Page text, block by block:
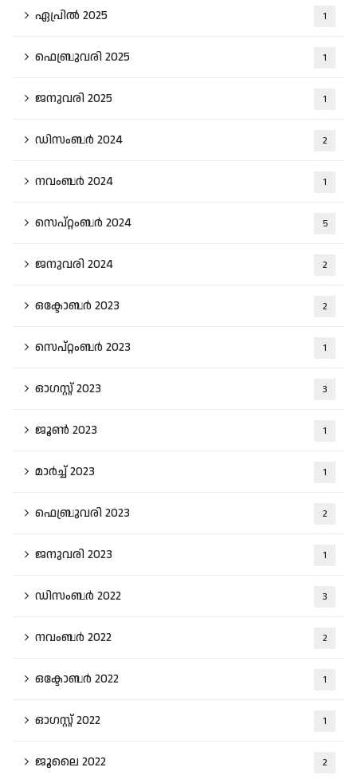
ഏപ്രിൽ 2025 1
ഫെബ്രുവരി 2025 1
ജനുവരി 2025 1
ഡിസംബർ 2024 2
നവംബർ 2024 1
സെപ്റ്റംബർ 2024 5
ജനുവരി 2024 2
ഒക്ടോബർ 2023 2
സെപ്റ്റംബർ 2023 1
ഓഗസ്റ്റ്‌ 2023 3
ജൂൺ 2023 1
മാർച്ച്‌ 2023 1
ഫെബ്രുവരി 2023 2
ജനുവരി 2023 1
ഡിസംബർ 2022 3
നവംബർ 2022 2
ഒക്ടോബർ 2022 1
ഓഗസ്റ്റ്‌ 2022 1
ജൂലൈ 2022 2